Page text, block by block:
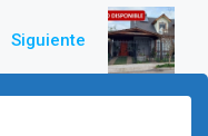
Siguiente